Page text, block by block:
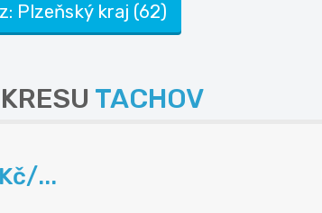
Plzeňský kraj (62)
TACHOV
...